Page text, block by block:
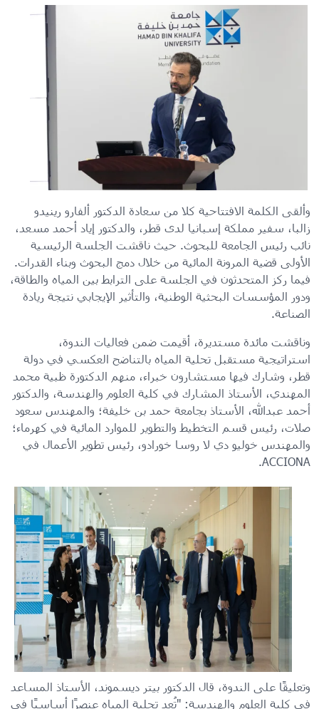
وألقى الكلمة الافتتاحية كلا من سعادة الدكتور ألفارو رينيدو
زالبا، سفير مملكة إسبانيا لدى قطر، والدكتور إياد أحمد مسعد،
نائب رئيس الجامعة للبحوث. حيث ناقشت الجلسة الرئيسية
الأولى قضية المرونة المائية من خلال دمج البحوث وبناء القدرات.
فيما ركز المتحدثون في الجلسة على الترابط بين المياه والطاقة،
ودور المؤسسات البحثية الوطنية، والتأثير الإيجابي نتيجة ريادة
الصناعة.
وناقشت مائدة مستديرة، أقيمت ضمن فعاليات الندوة،
استراتيجية مستقبل تحلية المياه بالتناضح العكسي في دولة
قطر، وشارك فيها مستشارون خبراء، منهم الدكتورة ظبية محمد
المهندي، الأستاذ المشارك في كلية العلوم والهندسة، والدكتور
أحمد عبدالله، الأستاذ بجامعة حمد بن خليفة؛ والمهندس سعود
صلات، رئيس قسم التخطيط والتطوير للموارد المائية في كهرماء؛
والمهندس خوليو دي لا روسا خورادو، رئيس تطوير الأعمال في
ACCIONA.
وتعليقًا على الندوة، قال الدكتور بيتر ديسموند، الأستاذ المساعد
في كلية العلوم والهندسة: "تُعد تحلية المياه عنصرًا أساسيًا في